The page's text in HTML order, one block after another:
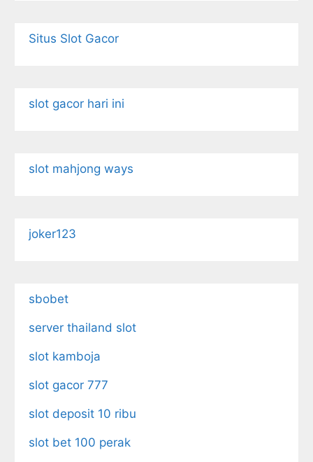
Situs Slot Gacor
slot gacor hari ini
slot mahjong ways
joker123
sbobet
server thailand slot
slot kamboja
slot gacor 777
slot deposit 10 ribu
slot bet 100 perak